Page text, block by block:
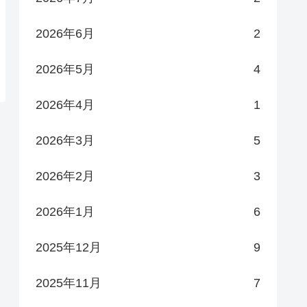
2026年6月 2
2026年5月 4
2026年4月 1
2026年3月 5
2026年2月 3
2026年1月 6
2025年12月 9
2025年11月 7